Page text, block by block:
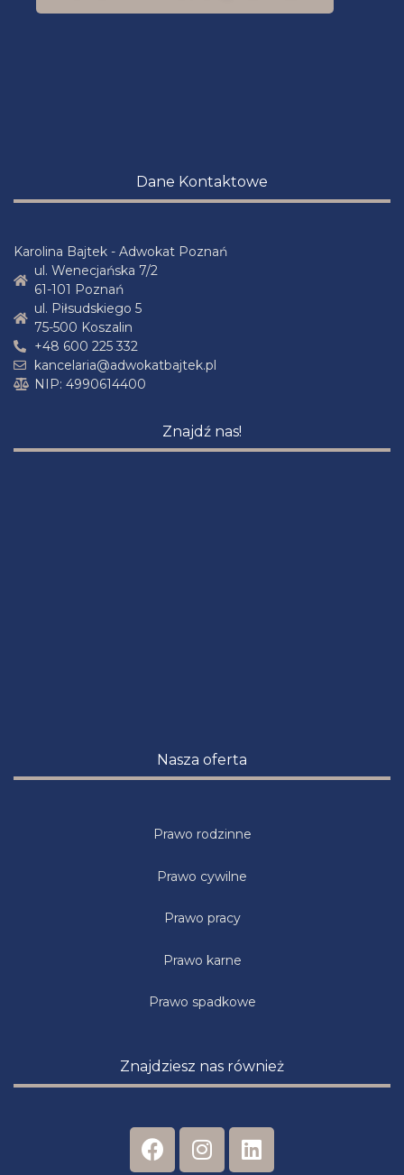
Dane Kontaktowe
Karolina Bajtek - Adwokat Poznań
ul. Wenecjańska 7/2
61-101 Poznań
ul. Piłsudskiego 5
75-500 Koszalin
+48 600 225 332
kancelaria@adwokatbajtek.pl
NIP: 4990614400
Znajdź nas!
Nasza oferta
Prawo rodzinne
Prawo cywilne
Prawo pracy
Prawo karne
Prawo spadkowe
Znajdziesz nas również